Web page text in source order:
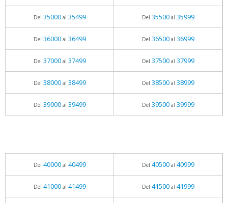
Del 35000al 35499 Del 35500al 35999
Del 36000al 36499 Del 36500al 36999
Del 37000al 37499 Del 37500al 37999
Del 38000al 38499 Del 38500al 38999
Del 39000al 39499 Del 39500al 39999
Del 40000al 40499 Del 40500al 40999
Del 41000al 41499 Del 41500al 41999